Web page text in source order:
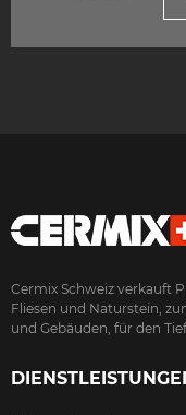
Cermix Schweiz verkauft
Fliesen und Naturstein,
und Gebäuden, für den